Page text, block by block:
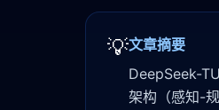
💡文章摘要
DeepSeek-
架构（感知-